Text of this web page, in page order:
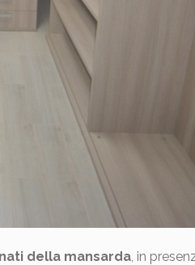
della mansarda, in